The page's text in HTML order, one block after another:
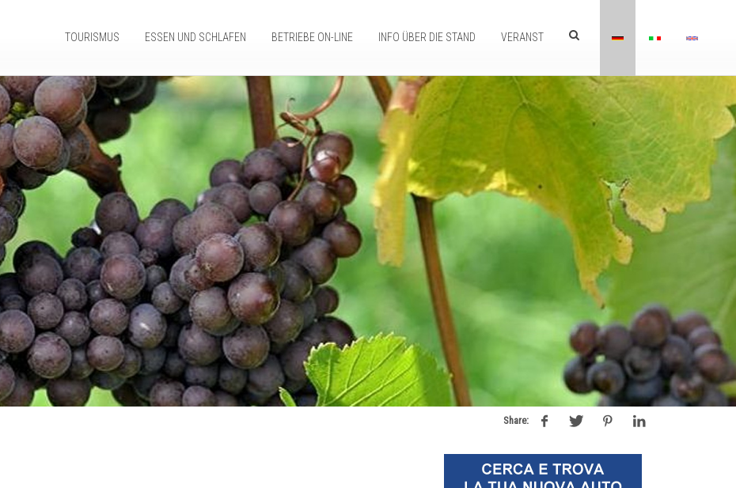
TOURISMUS ESSEN UND SCHLAFEN BETRIEBE ON-LINE INFO ÜBER DIE STAND VERANST
Share: